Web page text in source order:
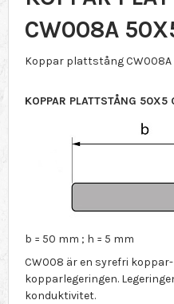
CW008A
Koppar plattstång CW008A
KOPPAR PLATTSTÅNG
b = 50 mm ; h = 5 mm
CW008 är en syrefri
kopparlegeringen.
konduktivitet.